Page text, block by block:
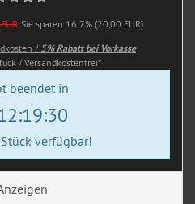
Sie sparen 16.7% (20,00 EUR)
/ 5% Rabatt bei Vorkasse
/ Versandkostenfrei*
beendet in
verfügbar!